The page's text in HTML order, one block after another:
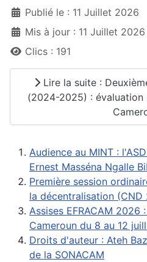
Publié le : 11 Juillet 2026
Mis à jour : 11 Juillet 2026
Clics : 191
Lire la suite :
(2024-2025) : évaluation
Audience au MINT :
Ernest Masséna Ngalle
Première session
la décentralisation (CND
Assises EFRACAM 2026
Cameroun du 8 au 12
Droits d'auteur : Ateh
de la SONACAM